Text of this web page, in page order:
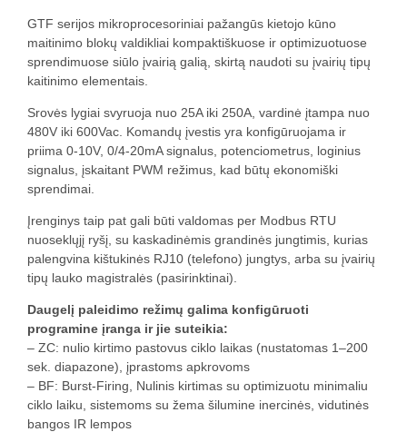
GTF serijos mikroprocesoriniai pažangūs kietojo kūno
maitinimo blokų valdikliai kompaktiškuose ir optimizuotuose
sprendimuose siūlo įvairią galią, skirtą naudoti su įvairių tipų
kaitinimo elementais.
Srovės lygiai svyruoja nuo 25A iki 250A, vardinė įtampa nuo
480V iki 600Vac. Komandų įvestis yra konfigūruojama ir
priima 0-10V, 0/4-20mA signalus, potenciometrus, loginius
signalus, įskaitant PWM režimus, kad būtų ekonomiški
sprendimai.
Įrenginys taip pat gali būti valdomas per Modbus RTU
nuoseklųjį ryšį, su kaskadinėmis grandinės jungtimis, kurias
palengvina kištukinės RJ10 (telefono) jungtys, arba su įvairių
tipų lauko magistralės (pasirinktinai).
Daugelį paleidimo režimų galima konfigūruoti
programine įranga ir jie suteikia:
– ZC: nulio kirtimo pastovus ciklo laikas (nustatomas 1–200
sek. diapazone), įprastoms apkrovoms
– BF: Burst-Firing, Nulinis kirtimas su optimizuotu minimaliu
ciklo laiku, sistemoms su žema šilumine inercinės, vidutinės
bangos IR lempos